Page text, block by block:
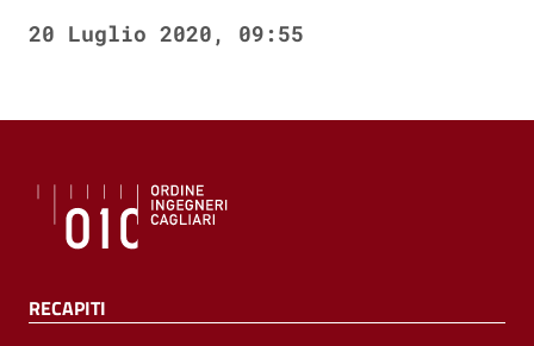
20 Luglio 2020, 09:55
RECAPITI